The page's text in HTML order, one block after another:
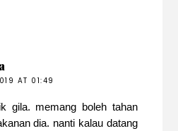
AT 01:49
gila. memang boleh tahan
dia. nanti kalau datang